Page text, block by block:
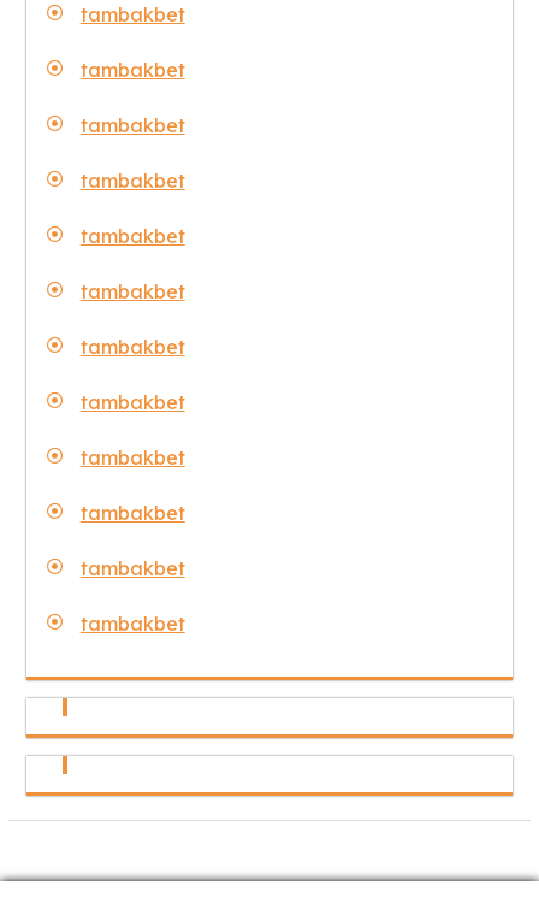
tambakbet
tambakbet
tambakbet
tambakbet
tambakbet
tambakbet
tambakbet
tambakbet
tambakbet
tambakbet
tambakbet
tambakbet